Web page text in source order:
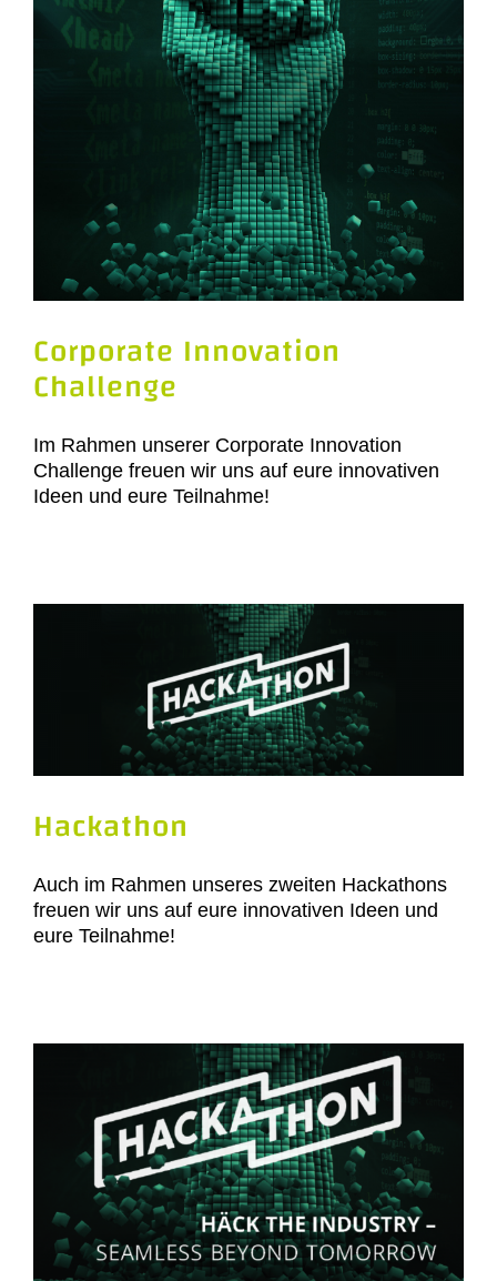
Corporate Innovation
Challenge
Im Rahmen unserer Corporate Innovation
Challenge freuen wir uns auf eure innovativen
Ideen und eure Teilnahme!
Hackathon
Auch im Rahmen unseres zweiten Hackathons
freuen wir uns auf eure innovativen Ideen und
eure Teilnahme!